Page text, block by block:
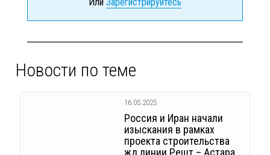
Новости по теме
16.05.2025
Россия и Иран начали
изыскания в рамках
проекта строительства
жд линии Решт – Астара